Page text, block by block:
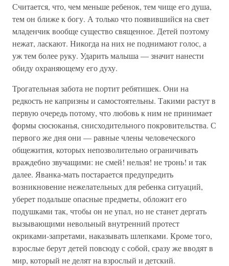
Считается, что, чем меньше ребенок, тем чище его душа,
тем он ближе к богу. А только что появившийся на свет
младенчик вообще существо священное. Детей поэтому
нежат, ласкают. Никогда на них не поднимают голос, а
уж тем более руку. Ударить малыша — значит нанести
обиду охраняющему его духу.
Трогательная забота не портит ребятишек. Они на
редкость не капризны и самостоятельны. Такими растут в
первую очередь потому, что любовь к ним не принимает
формы сюсюканья, снисходительного покровительства. С
первого же дня они — равные члены человеческого
общежития, которых непозволительно ограничивать
враждебно звучащими: не смей! нельзя! не тронь! и так
далее. Яванка-мать постарается предупредить
возникновение нежелательных для ребенка ситуаций,
уберет подальше опасные предметы, обложит его
подушками так, чтобы он не упал, но не станет дергать
вызывающими невольный внутренний протест
окриками-запретами, наказывать шлепками. Кроме того,
взрослые берут детей повсюду с собой, сразу же вводят в
мир, который не делят на взрослый и детский.